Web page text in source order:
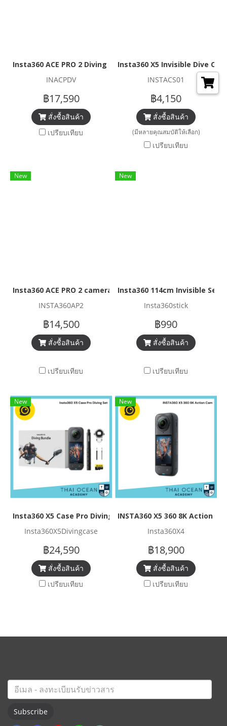
Insta360 ACE PRO 2 Diving Set
INACPDV
฿17,590
สั่งซื้อสินค้า
เปรียบเทียบ
Insta360 X5 Invisible Dive
INSTACS01
฿4,150
สั่งซื้อสินค้า
(มีหลายคุณสมบัติให้เลือก)
เปรียบเทียบ
New
Insta360 ACE PRO 2 camera
INSTA360AP2
฿14,500
สั่งซื้อสินค้า
เปรียบเทียบ
New
Insta360 114cm Invisible
Insta360stick
฿990
สั่งซื้อสินค้า
เปรียบเทียบ
New
Insta360 X5 Case Pro Diving Set
Insta360X5Divingcase
฿24,590
สั่งซื้อสินค้า
เปรียบเทียบ
New
INSTA360 X5 360 8K Action
Insta360X4
฿18,900
สั่งซื้อสินค้า
เปรียบเทียบ
Subscribe